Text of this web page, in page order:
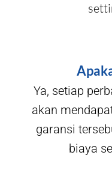
Ya, setiap
akan
garansi
biaya